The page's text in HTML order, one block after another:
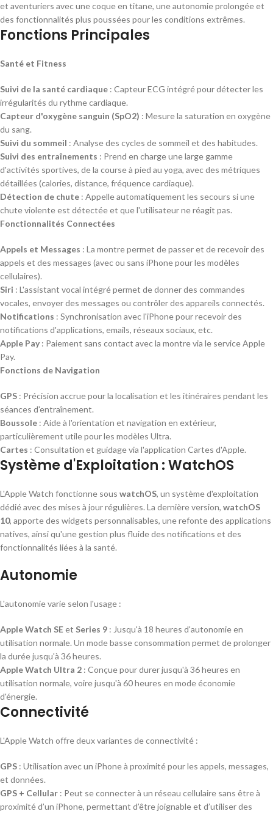
et aventuriers avec une coque en titane, une autonomie prolongée et
des fonctionnalités plus poussées pour les conditions extrêmes.
Fonctions Principales
Santé et Fitness
Suivi de la santé cardiaque : Capteur ECG intégré pour détecter les
irrégularités du rythme cardiaque.
Capteur d'oxygène sanguin (SpO2) : Mesure la saturation en oxygène
du sang.
Suivi du sommeil : Analyse des cycles de sommeil et des habitudes.
Suivi des entraînements : Prend en charge une large gamme
d'activités sportives, de la course à pied au yoga, avec des métriques
détaillées (calories, distance, fréquence cardiaque).
Détection de chute : Appelle automatiquement les secours si une
chute violente est détectée et que l'utilisateur ne réagit pas.
Fonctionnalités Connectées
Appels et Messages : La montre permet de passer et de recevoir des
appels et des messages (avec ou sans iPhone pour les modèles
cellulaires).
Siri : L'assistant vocal intégré permet de donner des commandes
vocales, envoyer des messages ou contrôler des appareils connectés.
Notifications : Synchronisation avec l'iPhone pour recevoir des
notifications d'applications, emails, réseaux sociaux, etc.
Apple Pay : Paiement sans contact avec la montre via le service Apple
Pay.
Fonctions de Navigation
GPS : Précision accrue pour la localisation et les itinéraires pendant les
séances d'entraînement.
Boussole : Aide à l'orientation et navigation en extérieur,
particulièrement utile pour les modèles Ultra.
Cartes : Consultation et guidage via l'application Cartes d'Apple.
Système d'Exploitation : WatchOS
L'Apple Watch fonctionne sous watchOS, un système d'exploitation
dédié avec des mises à jour régulières. La dernière version, watchOS
10, apporte des widgets personnalisables, une refonte des applications
natives, ainsi qu'une gestion plus fluide des notifications et des
fonctionnalités liées à la santé.
Autonomie
L'autonomie varie selon l'usage :
Apple Watch SEet Series 9 : Jusqu'à 18 heures d'autonomie en
utilisation normale. Un mode basse consommation permet de prolonger
la durée jusqu'à 36 heures.
Apple Watch Ultra 2 : Conçue pour durer jusqu'à 36 heures en
utilisation normale, voire jusqu'à 60 heures en mode économie
d'énergie.
Connectivité
L'Apple Watch offre deux variantes de connectivité :
GPS : Utilisation avec un iPhone à proximité pour les appels, messages,
et données.
GPS + Cellular : Peut se connecter à un réseau cellulaire sans être à
proximité d’un iPhone, permettant d’être joignable et d’utiliser des